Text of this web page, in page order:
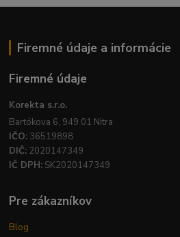
Firemné údaje a informácie
Firemné údaje
Korekta s.r.o.
Bartókova 6, 949 01 Nitra
IČO: 36519898
DIČ: 2020147349
IČ DPH: SK2020147349
Pre zákazníkov
Blog